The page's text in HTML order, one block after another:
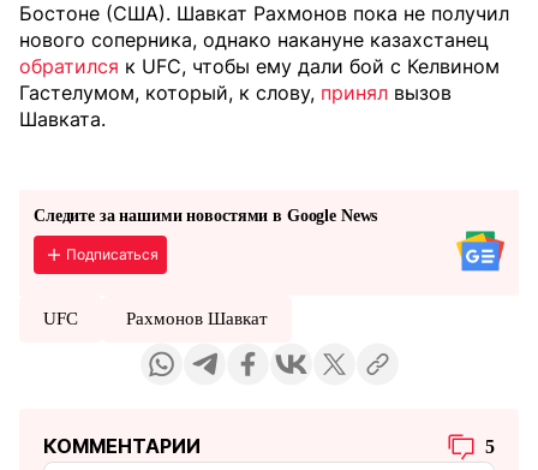
Бостоне (США). Шавкат Рахмонов пока не получил
нового соперника, однако накануне казахстанец
обратился к UFC, чтобы ему дали бой с Келвином
Гастелумом, который, к слову, принял вызов
Шавката.
Следите за нашими новостями в Google News
Подписаться
UFC Рахмонов Шавкат
КОММЕНТАРИИ 5